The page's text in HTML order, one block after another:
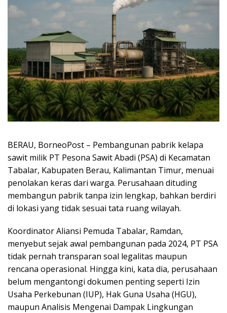
BERAU, BorneoPost – Pembangunan pabrik kelapa
sawit milik PT Pesona Sawit Abadi (PSA) di Kecamatan
Tabalar, Kabupaten Berau, Kalimantan Timur, menuai
penolakan keras dari warga. Perusahaan dituding
membangun pabrik tanpa izin lengkap, bahkan berdiri
di lokasi yang tidak sesuai tata ruang wilayah.
Koordinator Aliansi Pemuda Tabalar, Ramdan,
menyebut sejak awal pembangunan pada 2024, PT PSA
tidak pernah transparan soal legalitas maupun
rencana operasional. Hingga kini, kata dia, perusahaan
belum mengantongi dokumen penting seperti Izin
Usaha Perkebunan (IUP), Hak Guna Usaha (HGU),
maupun Analisis Mengenai Dampak Lingkungan